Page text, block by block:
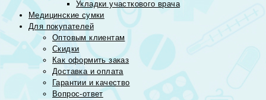
Укладки участкового врача
Медицинские сумки
Для покупателей
Оптовым клиентам
Скидки
Как оформить заказ
Доставка и оплата
Гарантии и качество
Вопрос-ответ